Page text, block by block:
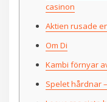
casinon
Aktien rusade
Om Di
Kambi förnyar
Spelet hårdnar